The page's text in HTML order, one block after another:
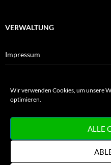
Wir verwenden Cookies, um unsere
optimieren.
ALLE
VERWALTUNG
Impressum
Cookie-Richtlinie